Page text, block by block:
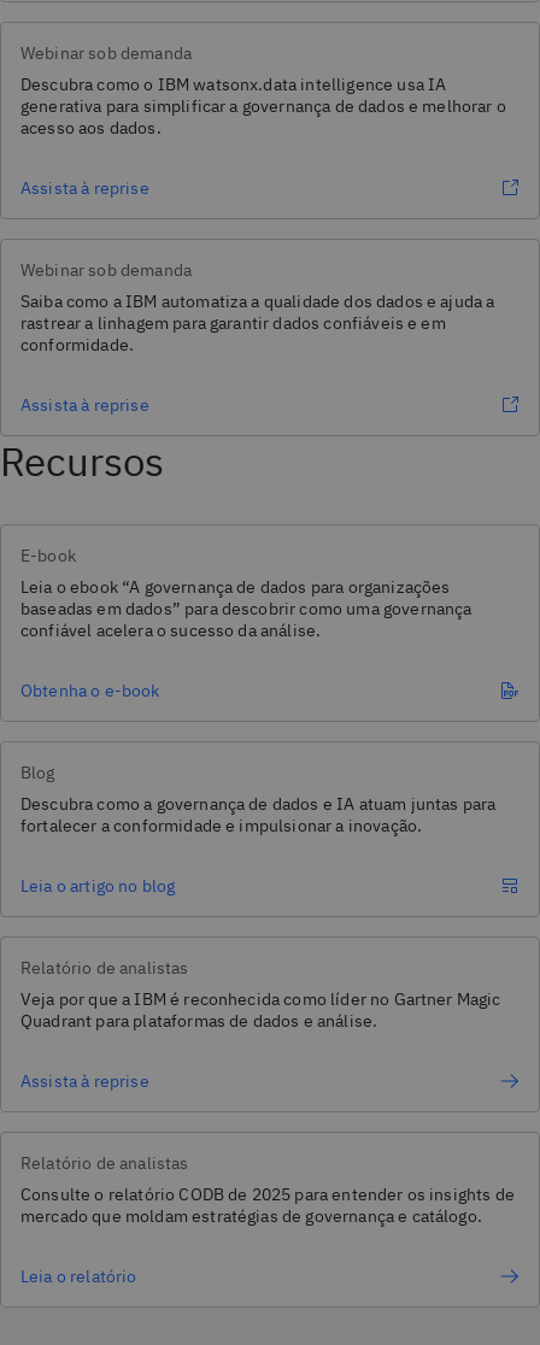
Webinar sob demanda
Descubra como o IBM watsonx.data intelligence usa IA
generativa para simplificar a governança de dados e melhorar o
acesso aos dados.
Assista à reprise
Webinar sob demanda
Saiba como a IBM automatiza a qualidade dos dados e ajuda a
rastrear a linhagem para garantir dados confiáveis e em
conformidade.
Assista à reprise
Recursos
E-book
Leia o ebook “A governança de dados para organizações
baseadas em dados” para descobrir como uma governança
confiável acelera o sucesso da análise.
Obtenha o e-book
Blog
Descubra como a governança de dados e IA atuam juntas para
fortalecer a conformidade e impulsionar a inovação.
Leia o artigo no blog
Relatório de analistas
Veja por que a IBM é reconhecida como líder no Gartner Magic
Quadrant para plataformas de dados e análise.
Assista à reprise
Relatório de analistas
Consulte o relatório CODB de 2025 para entender os insights de
mercado que moldam estratégias de governança e catálogo.
Leia o relatório